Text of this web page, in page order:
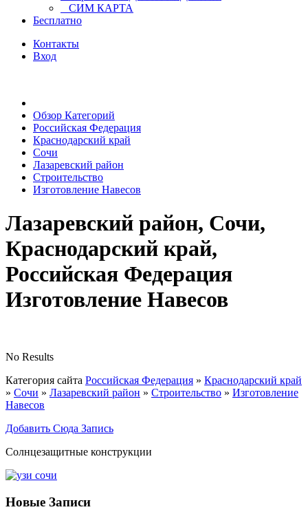
СИМ КАРТА
Бесплатно
Контакты
Вход
Обзор Категорий
Российская Федерация
Краснодарский край
Сочи
Лазаревский район
Строительство
Изготовление Навесов
Лазаревский район, Сочи,
Краснодарский край,
Российская Федерация
Изготовление Навесов
No Results
Категория сайта Российская Федерация » Краснодарский край
» Сочи » Лазаревский район » Строительство » Изготовление
Навесов
Добавить Сюда Запись
Солнцезащитные конструкции
Новые Записи